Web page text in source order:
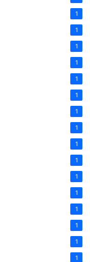
1
1
1
1
1
1
1
1
1
1
1
1
1
1
1
1